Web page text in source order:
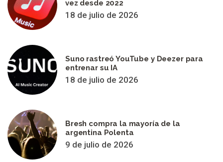
vez desde 2022
18 de julio de 2026
Suno rastreó YouTube y Deezer para
entrenar su IA
18 de julio de 2026
Bresh compra la mayoría de la
argentina Polenta
9 de julio de 2026